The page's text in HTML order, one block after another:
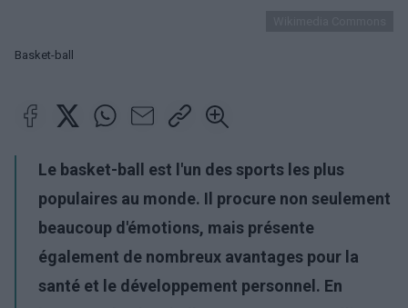
Basket-ball
Le basket-ball est l'un des sports les plus
populaires au monde. Il procure non seulement
beaucoup d'émotions, mais présente
également de nombreux avantages pour la
santé et le développement personnel. En